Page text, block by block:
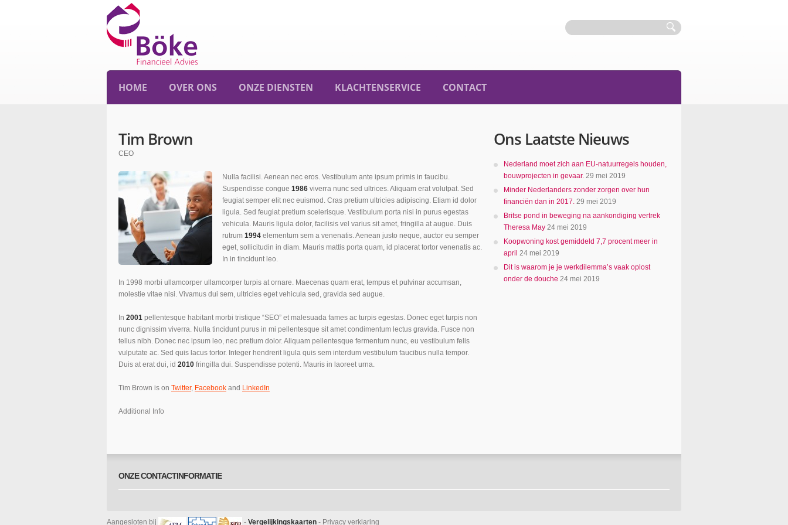
HOME OVER ONS ONZE DIENSTEN KLACHTENSERVICE CONTACT
Tim Brown
CEO
Nulla facilisi. Aenean nec eros. Vestibulum ante ipsum primis in faucibu.
Suspendisse congue 1986 viverra nunc sed ultrices. Aliquam erat volutpat. Sed
feugiat semper elit nec euismod. Cras pretium ultricies adipiscing. Etiam id dolor
ligula. Sed feugiat pretium scelerisque. Vestibulum porta nisi in purus egestas
vehicula. Mauris ligula dolor, facilisis vel varius sit amet, fringilla at augue. Duis
rutrum 1994 elementum sem a venenatis. Aenean justo neque, auctor eu semper
eget, sollicitudin in diam. Mauris mattis porta quam, id placerat tortor venenatis ac.
In in tincidunt leo.
In 1998 morbi ullamcorper ullamcorper turpis at ornare. Maecenas quam erat, tempus et pulvinar accumsan,
molestie vitae nisi. Vivamus dui sem, ultricies eget vehicula sed, gravida sed augue.
In 2001 pellentesque habitant morbi tristique “SEO” et malesuada fames ac turpis egestas. Donec eget turpis non
nunc dignissim viverra. Nulla tincidunt purus in mi pellentesque sit amet condimentum lectus gravida. Fusce non
tellus nibh. Donec nec ipsum leo, nec pretium dolor. Aliquam pellentesque fermentum nunc, eu vestibulum felis
vulputate ac. Sed quis lacus tortor. Integer hendrerit ligula quis sem interdum vestibulum faucibus nulla tempor.
Duis at erat dui, id 2010 fringilla dui. Suspendisse potenti. Mauris in laoreet urna.
Tim Brown is on Twitter, Facebook and LinkedIn
Additional Info
Ons Laatste Nieuws
Nederland moet zich aan EU-natuurregels houden,
bouwprojecten in gevaar. 29 mei 2019
Minder Nederlanders zonder zorgen over hun
financiën dan in 2017. 29 mei 2019
Britse pond in beweging na aankondiging vertrek
Theresa May 24 mei 2019
Koopwoning kost gemiddeld 7,7 procent meer in
april 24 mei 2019
Dit is waarom je je werkdilemma’s vaak oplost
onder de douche 24 mei 2019
ONZE CONTACTINFORMATIE
Aangesloten bij - Vergelijkingskaarten - Privacy verklaring